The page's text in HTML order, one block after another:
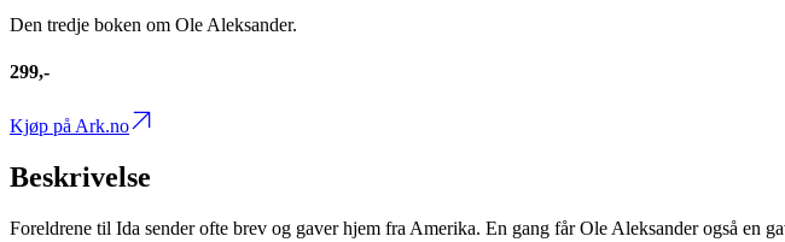
Den tredje boken om Ole Aleksander.
299,-
Kjøp på Ark.no
Beskrivelse
Foreldrene til Ida sender ofte brev og gaver hjem fra Amerika. En gang får Ole Aleksander også en